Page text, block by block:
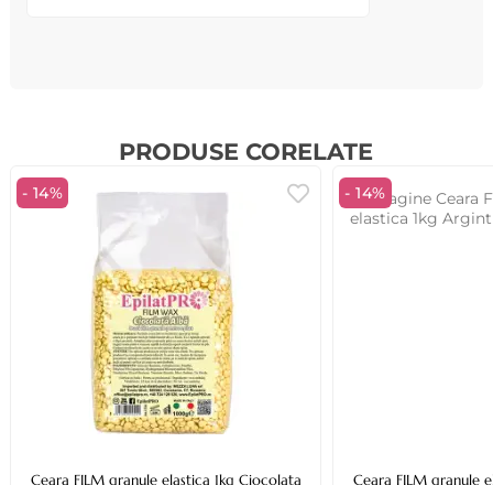
PRODUSE CORELATE
- 14%
Ceara FILM granule elastica 1kg Ciocolata
- 14%
Ceara FILM granule